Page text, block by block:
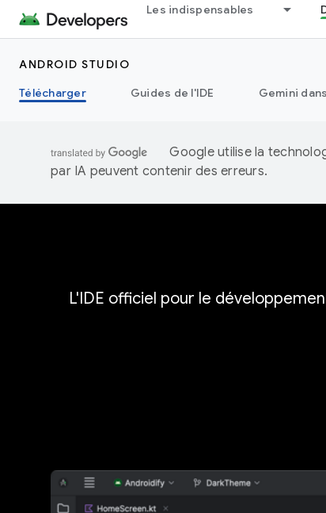
Les indispensables
ANDROID STUDIO
Télécharger
Guides de l'IDE Gemini
Google utilise la
par IA peuvent contenir des erreurs.
L'IDE officiel pour le